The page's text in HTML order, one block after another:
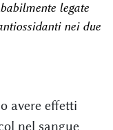
legate
nei due
avere effetti
nel sangue